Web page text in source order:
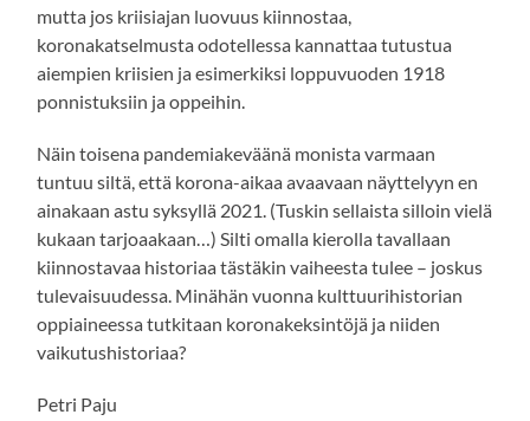
mutta jos kriisiajan luovuus kiinnostaa,
koronakatselmusta odotellessa kannattaa tutustua
aiempien kriisien ja esimerkiksi loppuvuoden 1918
ponnistuksiin ja oppeihin.
Näin toisena pandemiakeväänä monista varmaan
tuntuu siltä, että korona-aikaa avaavaan näyttelyyn en
ainakaan astu syksyllä 2021. (Tuskin sellaista silloin vielä
kukaan tarjoaakaan…) Silti omalla kierolla tavallaan
kiinnostavaa historiaa tästäkin vaiheesta tulee – joskus
tulevaisuudessa. Minähän vuonna kulttuurihistorian
oppiaineessa tutkitaan koronakeksintöjä ja niiden
vaikutushistoriaa?
Petri Paju